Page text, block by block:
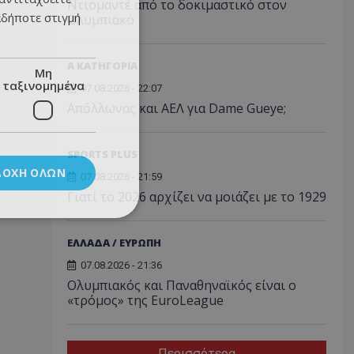
Ντιομαντέ από το δοκιμαστικό στον
Ολυμπιακό
07.08.2026 - 22:07
Απόλλωνας και ΑΕΛ για Dame Gueye;
SPORTS PLUS
07.08.2026 - 21:59
Γιατί το 2026 αρχίζει να μοιάζει με το 1929
ΕΛΛΑΔΑ / ΕΥΡΩΠΗ
07.08.2026 - 21:36
Ολυμπιακός και Παναθηναϊκός είναι ο
«τρόμος» της EuroLeague
στιγμή
Μη
ταξινομημένα
ΌΛΩΝ